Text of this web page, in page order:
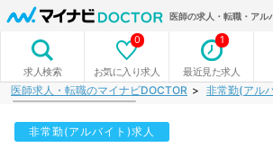
医師の求人・転職・アル
求人検索 お気に入り求人
0
最近見た求人
1
医師求人・転職のマイナビDOCTOR 非常勤(アル
非常勤(アルバイト)求人